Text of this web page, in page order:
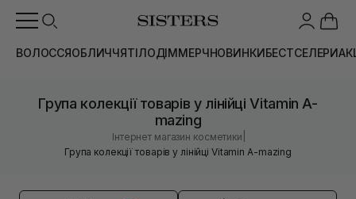
ВОЛОССЯОБЛИЧЧЯТІЛОДІММЕРЧНОВИНКИБЕСТСЕЛЕРИ
Група колекції товарів у лінійці Vitamin A-
mazing
Інтернет магазин косметики
Група колекції товарів у лінійці Vitamin A-mazing